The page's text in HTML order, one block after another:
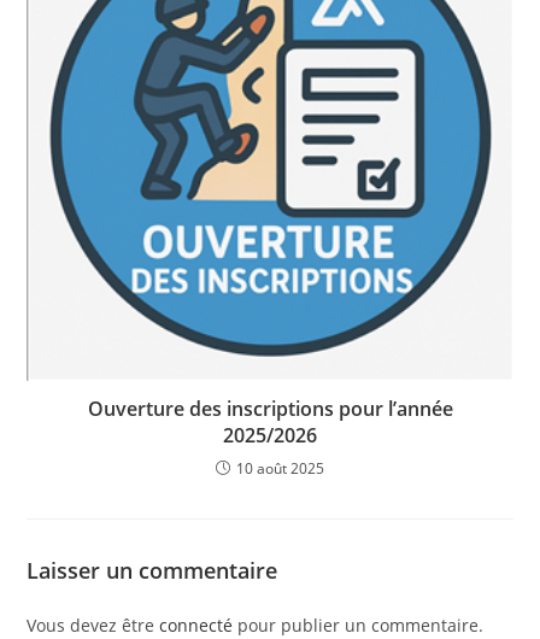
Ouverture des inscriptions pour l’année
2025/2026
10 août 2025
Laisser un commentaire
Vous devez êtreconnecté pour publier un commentaire.